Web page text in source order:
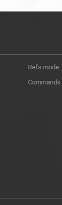
Refs mode
Commands